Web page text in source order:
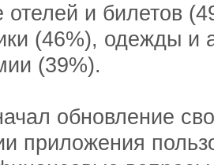
и билетов
(46%), одежды и
(39%).
обновление
приложения